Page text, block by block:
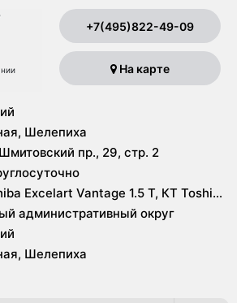
+7(495)822-49-09
На карте
Шелепиха
пр., 29, стр. 2
Excelart Vantage 1.5 Т, КТ Toshiba
административный округ
Шелепиха